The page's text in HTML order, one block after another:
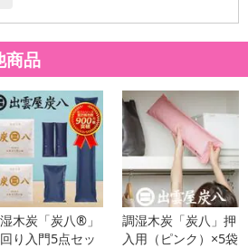
ど食品に直接触れる場所でのご使用は
について】
間は、配送日数などにより異なります
商品
木炭「炭八®」
り入門5点セッ
調湿木炭「炭八」押
入用（ピンク）×5袋